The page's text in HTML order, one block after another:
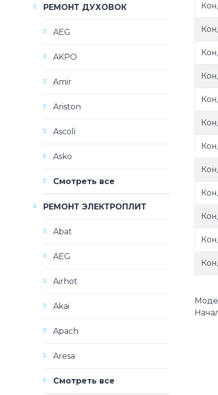
РЕМОНТ ДУХОВОК
AEG
AKPO
Amir
Ariston
Ascoli
Asko
Смотреть все
РЕМОНТ ЭЛЕКТРОПЛИТ
Abat
AEG
Airhot
Akai
Apach
Aresa
Смотреть все